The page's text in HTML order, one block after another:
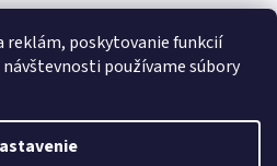
reklám, poskytovanie funkcií
používame súbory